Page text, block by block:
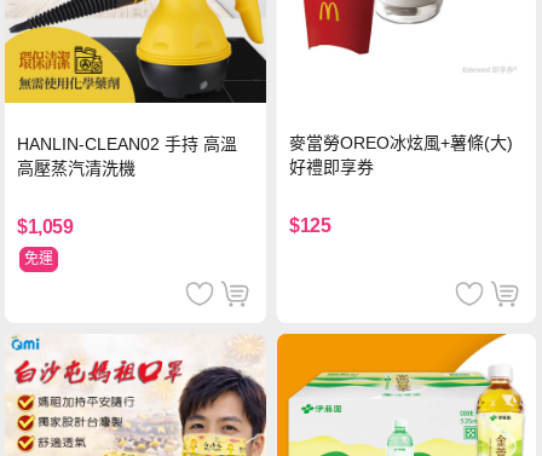
HANLIN-CLEAN02 手持 高溫
高壓蒸汽清洗機
$1,059
免運
麥當勞OREO冰炫風+薯條(大)
好禮即享券
$125